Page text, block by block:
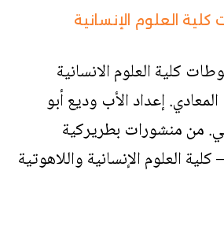
العلوم الإنسانية
كلية العلوم الانسانية
إعداد الأب وديع أبو
من منشورات بطريركية
كلية العلوم الإنسانية واللاهوتية